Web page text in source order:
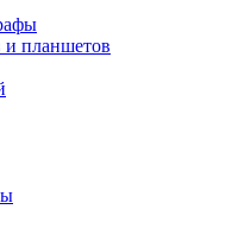
и планшетов